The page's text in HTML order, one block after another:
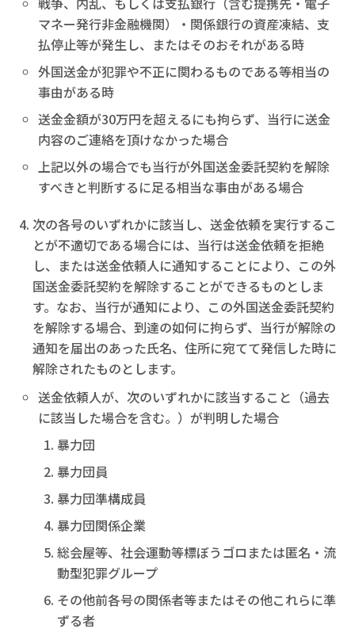
マネー発行非金融機関）・関係銀行の資産凍結、支
払停止等が発生し、またはそのおそれがある時
外国送金が犯罪や不正に関わるものである等相当の
事由がある時
送金金額が30万円を超えるにも拘らず、当行に送金
内容のご連絡を頂けなかった場合
上記以外の場合でも当行が外国送金委託契約を解除
すべきと判断するに足る相当な事由がある場合
次の各号のいずれかに該当し、送金依頼を実行するこ
とが不適切である場合には、当行は送金依頼を拒絶
し、または送金依頼人に通知することにより、この外
国送金委託契約を解除することができるものとしま
す。なお、当行が通知により、この外国送金委託契約
を解除する場合、到達の如何に拘らず、当行が解除の
通知を届出のあった氏名、住所に宛てて発信した時に
解除されたものとします。
送金依頼人が、次のいずれかに該当すること（過去
に該当した場合を含む。）が判明した場合
暴力団
暴力団員
暴力団準構成員
暴力団関係企業
総会屋等、社会運動等標ぼうゴロまたは匿名・流
動型犯罪グループ
その他前各号の関係者等またはその他これらに準
ずる者